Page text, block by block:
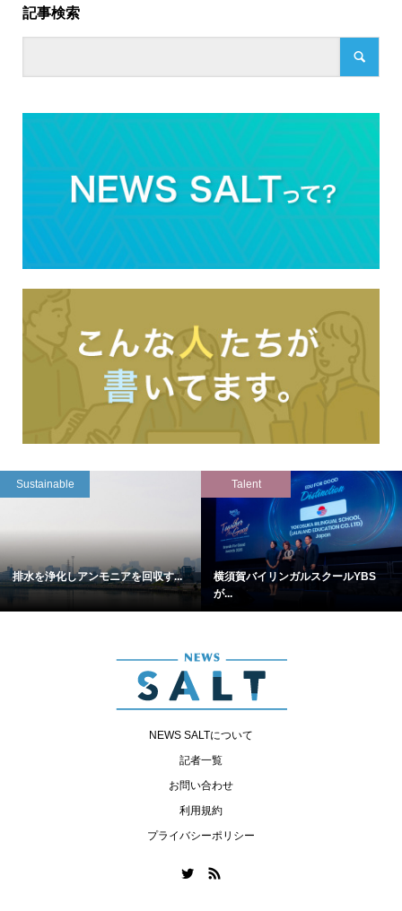
記事検索
Sustainable
排水を浄化しアンモニアを回収す...
Talent
横須賀バイリンガルスクールYBS
が...
NEWS SALTについて
記者一覧
お問い合わせ
利用規約
プライバシーポリシー